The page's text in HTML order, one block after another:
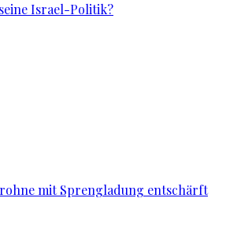
Israel-Politik?
mit Sprengladung entschärft